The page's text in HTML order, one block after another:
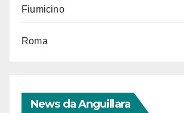
Fiumicino
Roma
News da Anguillara